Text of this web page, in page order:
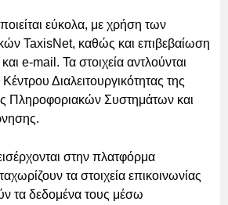
εύκολα, με χρήση των
TaxisNet, καθώς και επιβεβαίωση
e-mail. Τα στοιχεία αντλούνται
Διαλειτουργικότητας της
Πληροφοριακών Συστημάτων και
στην πλατφόρμα
τα στοιχεία επικοινωνίας
τα δεδομένα τους μέσω